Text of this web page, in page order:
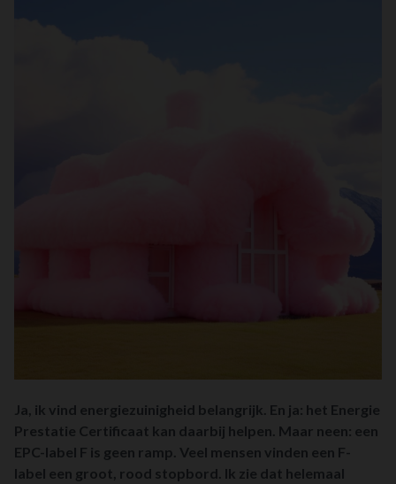
Ja, ik vind energiezuinigheid belangrijk. En ja: het Energie
Prestatie Certificaat kan daarbij helpen. Maar neen: een
EPC-label F is geen ramp. Veel mensen vinden een F-
label een groot, rood stopbord. Ik zie dat helemaal